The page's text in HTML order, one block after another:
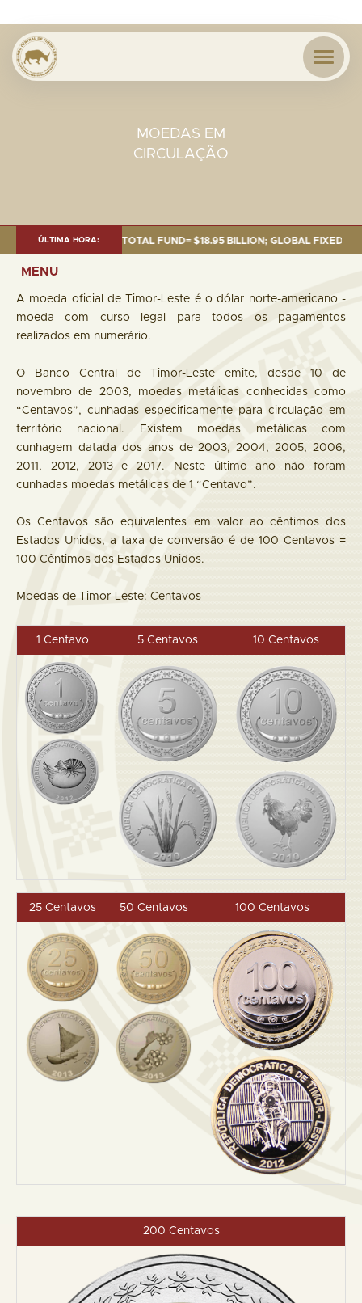
MOEDAS EM
CIRCULAÇÃO
ÚLTIMA HORA:
OF 30 SEP. 2025: TOTAL FUND= $18.95 BILLION; GLOBAL FIXED
MENU
A moeda oficial de Timor-Leste é o dólar norte-americano -
moeda com curso legal para todos os pagamentos
realizados em numerário.
O Banco Central de Timor-Leste emite, desde 10 de
novembro de 2003, moedas metálicas conhecidas como
“Centavos”, cunhadas especificamente para circulação em
território nacional. Existem moedas metálicas com
cunhagem datada dos anos de 2003, 2004, 2005, 2006,
2011, 2012, 2013 e 2017. Neste último ano não foram
cunhadas moedas metálicas de 1 “Centavo”.
Os Centavos são equivalentes em valor ao cêntimos dos
Estados Unidos, a taxa de conversão é de 100 Centavos =
100 Cêntimos dos Estados Unidos.
Moedas de Timor-Leste: Centavos
1 Centavo 5 Centavos 10 Centavos
25 Centavos 50 Centavos 100 Centavos
200 Centavos